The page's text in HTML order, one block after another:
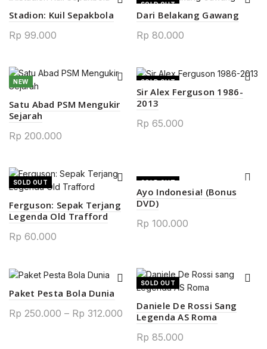
Stadion: Kuil Sepakbola
Rp 99.000
SOLD OUT
Dari Belakang Gawang
Rp 80.000
NEW
Satu Abad PSM Mengukir
Sejarah
Rp 200.000
SOLD OUT
Sir Alex Ferguson 1986-
2013
Rp 65.000
SOLD OUT
Ferguson: Sepak Terjang
Legenda Old Trafford
Rp 60.000
SOLD OUT
Ayo Indonesia! (Bonus
DVD)
Rp 100.000
Paket Pesta Bola Dunia
Rp 250.000 – Rp 312.000 Price
range:
Rp 250.000
SOLD OUT
Daniele De Rossi Sang
Legenda AS Roma
Rp 85.000